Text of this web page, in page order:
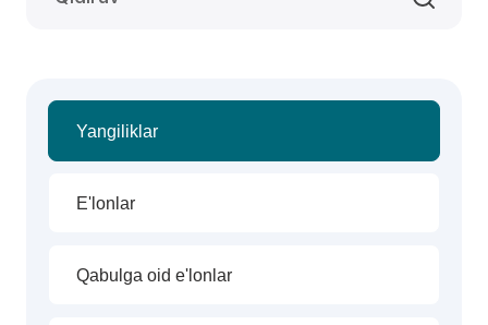
Yangiliklar
E'lonlar
Qabulga oid e'lonlar